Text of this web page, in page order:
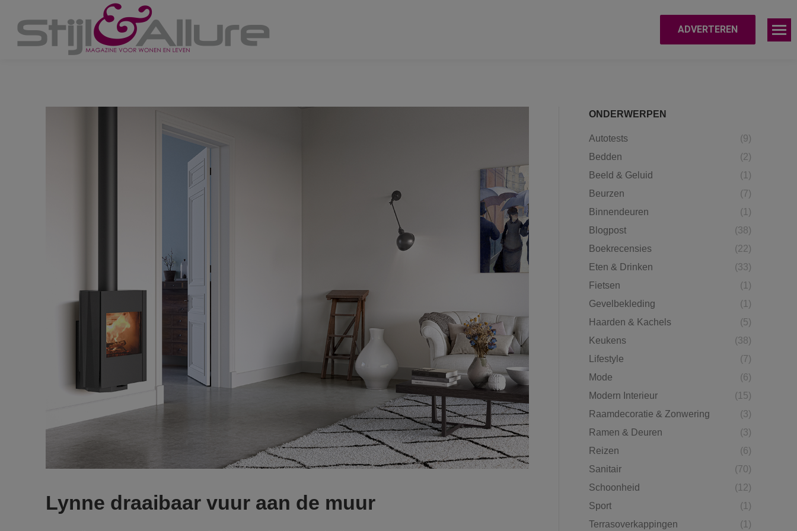
ADVERTEREN
Lynne draaibaar vuur aan de muur
ONDERWERPEN
Autotests
(9)
Bedden
(2)
Beeld & Geluid
(1)
Beurzen
(7)
Binnendeuren
(1)
Blogpost
(38)
Boekrecensies
(22)
Eten & Drinken
(33)
Fietsen
(1)
Gevelbekleding
(1)
Haarden & Kachels
(5)
Keukens
(38)
Lifestyle
(7)
Mode
(6)
Modern Interieur
(15)
Raamdecoratie & Zonwering
(3)
Ramen & Deuren
(3)
Reizen
(6)
Sanitair
(70)
Schoonheid
(12)
Sport
(1)
Terrasoverkappingen
(1)